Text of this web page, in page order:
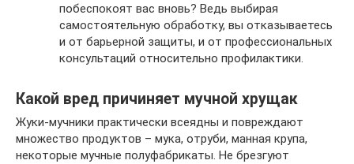
побеспокоят вас вновь? Ведь выбирая
самостоятельную обработку, вы отказываетесь
и от барьерной защиты, и от профессиональных
консультаций относительно профилактики.
Какой вред причиняет мучной хрущак
Жуки-мучники практически всеядны и повреждают
множество продуктов – мука, отруби, манная крупа,
некоторые мучные полуфабрикаты. Не брезгуют